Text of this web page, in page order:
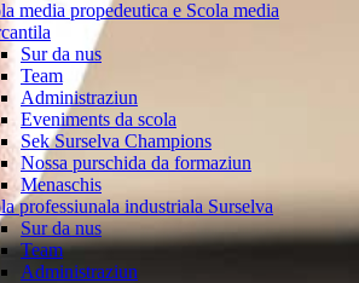
media propedeutica e Scola media
Sur da nus
Team
Administraziun
Eveniments da scola
Sek Surselva Champions
Nossa purschida da formaziun
Menaschis
professiunala industriala Surselva
Sur da nus
Team
Administraziun